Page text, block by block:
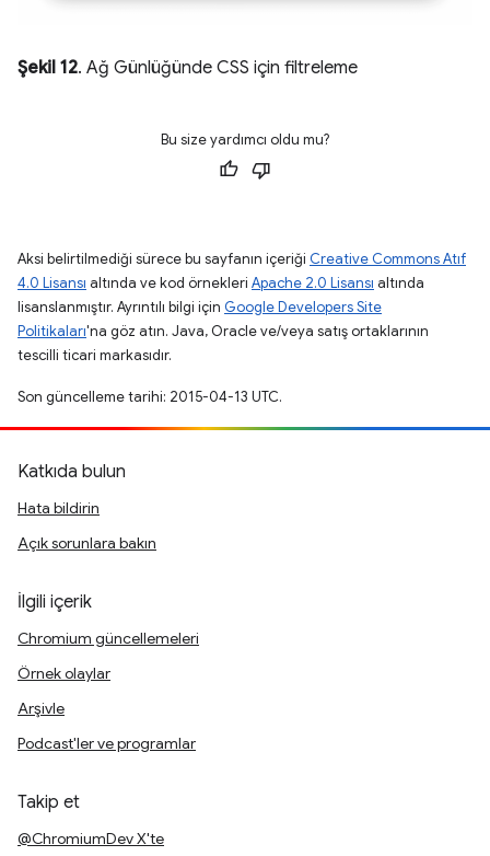
Şekil 12. Ağ Günlüğünde CSS için filtreleme
Bu size yardımcı oldu mu?
Aksi belirtilmediği sürece bu sayfanın içeriği Creative Commons Atıf
4.0 Lisansı altında ve kod örnekleri Apache 2.0 Lisansı altında
lisanslanmıştır. Ayrıntılı bilgi için Google Developers Site
Politikaları'na göz atın. Java, Oracle ve/veya satış ortaklarının
tescilli ticari markasıdır.
Son güncelleme tarihi: 2015-04-13 UTC.
Katkıda bulun
Hata bildirin
Açık sorunlara bakın
İlgili içerik
Chromium güncellemeleri
Örnek olaylar
Arşivle
Podcast'ler ve programlar
Takip et
@ChromiumDev X'te